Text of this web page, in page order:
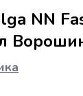
NN